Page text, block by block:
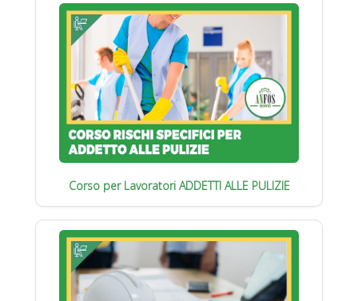
Corso per Lavoratori ADDETTI ALLE PULIZIE